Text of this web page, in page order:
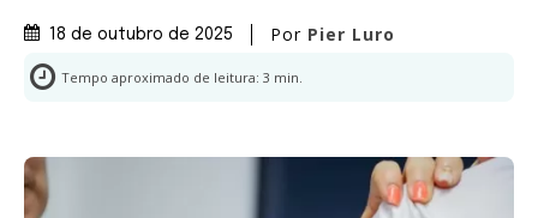
18 de outubro de 2025 Por Pier Luro
Tempo aproximado de leitura: 3 min.